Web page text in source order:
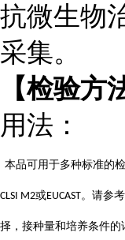
抗微生物
采集。
【检验方
用法：
本品可用于多种标准的
CLSI M2或EUCAST。请参
择，接种量和培养条件的